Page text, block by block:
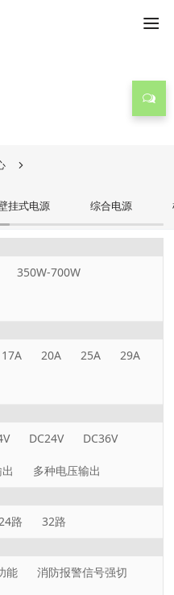
挂式电源 综合电源
350W-700W
17A 20A 25A 29A
DC24V DC36V
多种电压输出
路
32路
能 消防报警信号强切